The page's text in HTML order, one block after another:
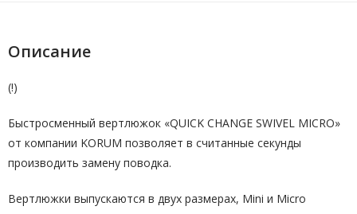
Описание
(!)
Быстросменный вертлюжок «QUICK CHANGE SWIVEL MICRO»
от компании KORUM позволяет в считанные секунды
производить замену поводка.
Вертлюжки выпускаются в двух размерах, Mini и Micro